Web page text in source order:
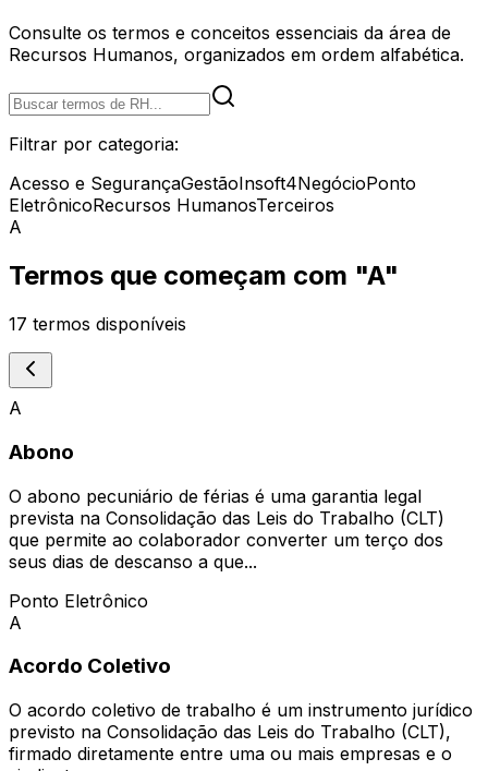
Consulte os termos e conceitos essenciais da área de
Recursos Humanos, organizados em ordem alfabética.
Filtrar por categoria:
Acesso e SegurançaGestãoInsoft4NegócioPonto
EletrônicoRecursos HumanosTerceiros
A
Termos que começam com "A"
17 termos disponíveis
A
Abono
O abono pecuniário de férias é uma garantia legal
prevista na Consolidação das Leis do Trabalho (CLT)
que permite ao colaborador converter um terço dos
seus dias de descanso a que...
Ponto Eletrônico
A
Acordo Coletivo
O acordo coletivo de trabalho é um instrumento jurídico
previsto na Consolidação das Leis do Trabalho (CLT),
firmado diretamente entre uma ou mais empresas e o